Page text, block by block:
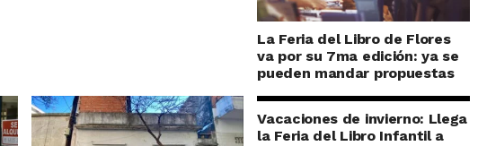
La Feria del Libro de Flores
va por su 7ma edición: ya se
pueden mandar propuestas
Vacaciones de invierno: Llega
la Feria del Libro Infantil a